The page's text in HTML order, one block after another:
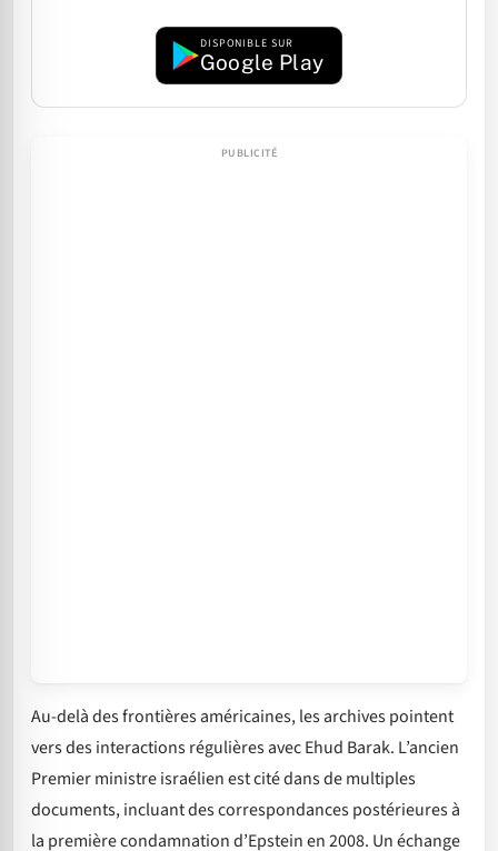
DISPONIBLE SUR
Google Play
Au-delà des frontières américaines, les archives pointent
vers des interactions régulières avec Ehud Barak. L’ancien
Premier ministre israélien est cité dans de multiples
documents, incluant des correspondances postérieures à
la première condamnation d’Epstein en 2008. Un échange